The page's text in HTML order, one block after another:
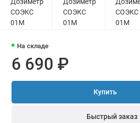
На складе
6 690 ₽
Купить
Быстрый заказ